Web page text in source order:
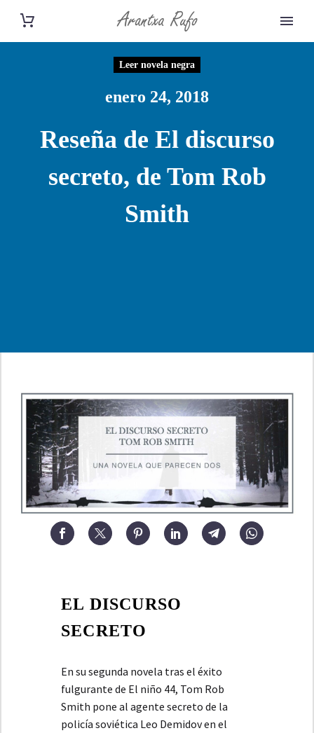
Leer novela negra
enero 24, 2018
Reseña de El discurso
secreto, de Tom Rob
Smith
EL DISCURSO
SECRETO
En su segunda novela tras el éxito
fulgurante de El niño 44, Tom Rob
Smith pone al agente secreto de la
policía soviética Leo Demidov en el